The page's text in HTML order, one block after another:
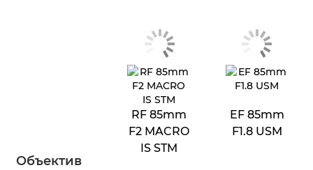
Объектив
RF 85mm
F2 MACRO
IS STM
EF 85mm
F1.8 USM